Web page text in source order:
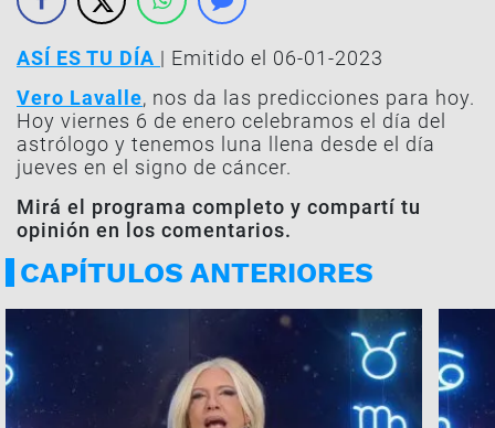
ASÍ ES TU DÍA | Emitido el 06-01-2023
Vero Lavalle, nos da las predicciones para hoy.
Hoy viernes 6 de enero celebramos el día del
astrólogo y tenemos luna llena desde el día
jueves en el signo de cáncer.
Mirá el programa completo y compartí tu
opinión en los comentarios.
CAPÍTULOS ANTERIORES